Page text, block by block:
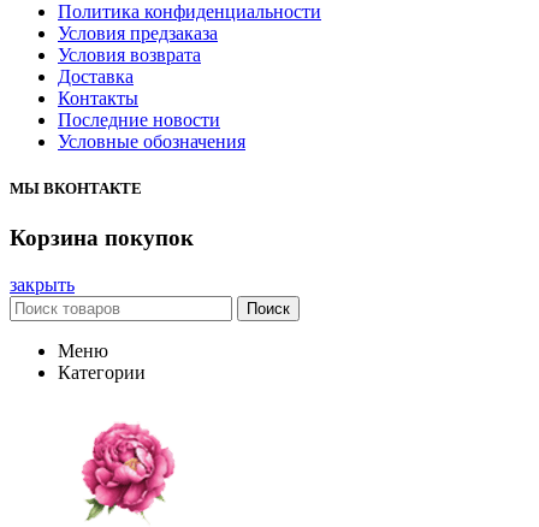
Политика конфиденциальности
Условия предзаказа
Условия возврата
Доставка
Контакты
Последние новости
Условные обозначения
МЫ ВКОНТАКТЕ
Корзина покупок
закрыть
Поиск
Меню
Категории